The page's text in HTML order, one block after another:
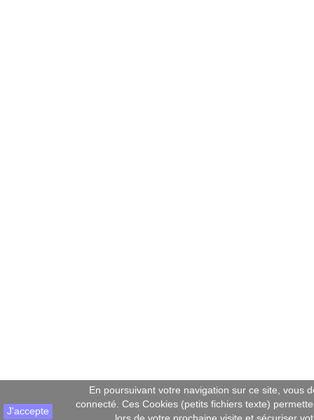
J'accepte
En poursuivant votre navigation sur ce site, vous
connecté. Ces Cookies (petits fichiers texte)